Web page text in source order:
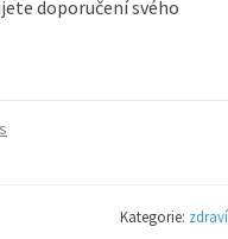
doporučení svého
Kategorie: zdraví